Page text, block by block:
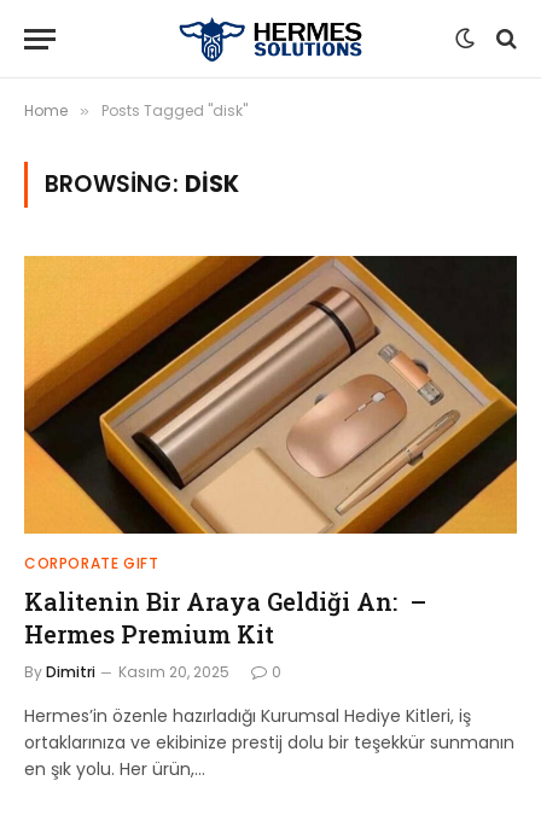
Home » Posts Tagged "disk"
BROWSING: DISK
CORPORATE GIFT
Kalitenin Bir Araya Geldiği An: –
Hermes Premium Kit
ByDimitri Kasım 20, 2025 0
Hermes’in özenle hazırladığı Kurumsal Hediye Kitleri, iş
ortaklarınıza ve ekibinize prestij dolu bir teşekkür sunmanın
en şık yolu. Her ürün,…